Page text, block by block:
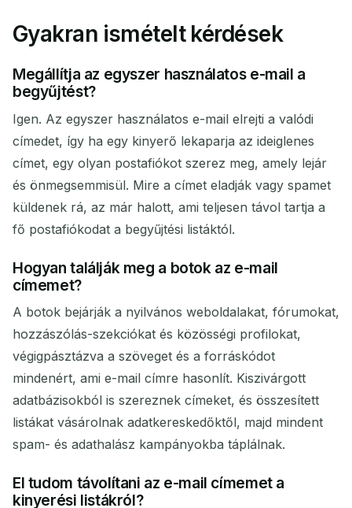
Gyakran ismételt kérdések
Megállítja az egyszer használatos e-mail a
begyűjtést?
Igen. Az egyszer használatos e-mail elrejti a valódi
címedet, így ha egy kinyerő lekaparja az ideiglenes
címet, egy olyan postafiókot szerez meg, amely lejár
és önmegsemmisül. Mire a címet eladják vagy spamet
küldenek rá, az már halott, ami teljesen távol tartja a
fő postafiókodat a begyűjtési listáktól.
Hogyan találják meg a botok az e-mail
címemet?
A botok bejárják a nyilvános weboldalakat, fórumokat,
hozzászólás-szekciókat és közösségi profilokat,
végigpásztázva a szöveget és a forráskódot
mindenért, ami e-mail címre hasonlít. Kiszivárgott
adatbázisokból is szereznek címeket, és összesített
listákat vásárolnak adatkereskedőktől, majd mindent
spam- és adathalász kampányokba táplálnak.
El tudom távolítani az e-mail címemet a
kinyerési listákról?